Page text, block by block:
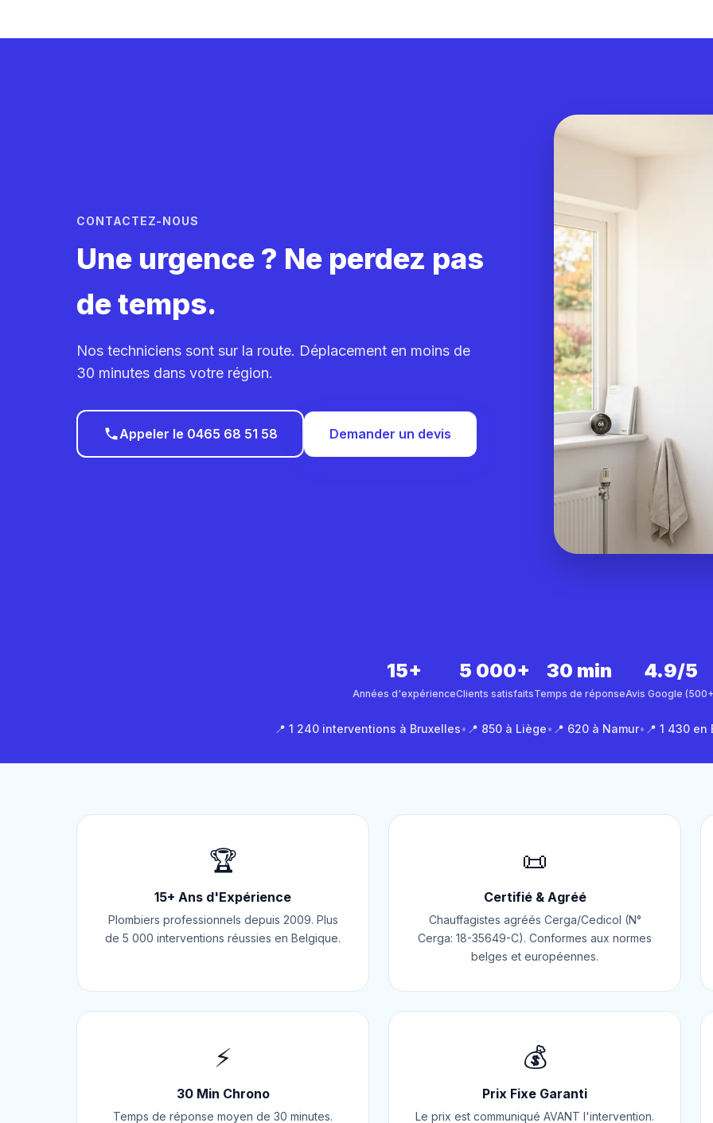
CONTACTEZ-NOUS
Une urgence ? Ne perdez pas
de temps.
Nos techniciens sont sur la route. Déplacement en moins de
30 minutes dans votre région.
Appeler le 0465 68 51 58 Demander un devis
15+
Années d'expérience
5 000+
Clients satisfaits
30 min
Temps de réponse
4.9/5
Avis Google
📍 1 240 interventions à Bruxelles• 📍 850 à Liège• 📍 620 à Namur• 📍 1 430
🏆
15+ Ans d'Expérience
Plombiers professionnels depuis 2009. Plus
de 5 000 interventions réussies en Belgique.
📜
Certifié & Agréé
Chauffagistes agréés Cerga/Cedicol (N°
Cerga: 18-35649-C). Conformes aux normes
belges et européennes.
⚡
30 Min Chrono
Temps de réponse moyen de 30 minutes.
💰
Prix Fixe Garanti
Le prix est communiqué AVANT l'intervention.